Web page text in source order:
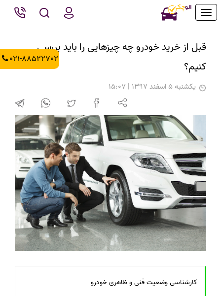
Toggle
021-88522702
قبل از خرید خودرو چه چیزهایی را باید بررسی
کنیم؟
يكشنبه 5 اسفند 1397 | 15:07
کارشناسی وضعیت فنی و ظاهری خودرو